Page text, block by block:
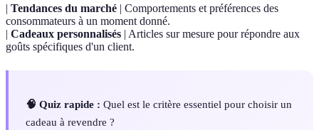
| Tendances du marché | Comportements et préférences des
consommateurs à un moment donné.
| Cadeaux personnalisés | Articles sur mesure pour répondre aux
goûts spécifiques d'un client.
🧠 Quiz rapide : Quel est le critère essentiel pour choisir un
cadeau à revendre ?